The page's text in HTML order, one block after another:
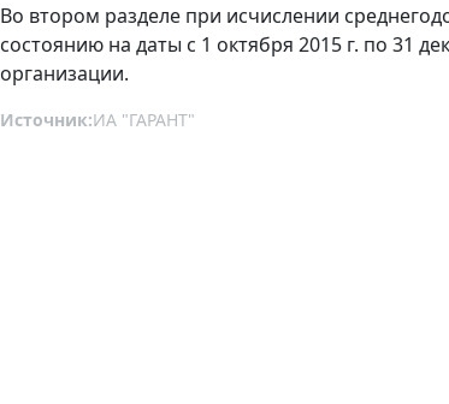
Во втором разделе при исчислении
состоянию на даты с 1 октября 2015 г. по 31
организации.
Источник:ИА "ГАРАНТ"